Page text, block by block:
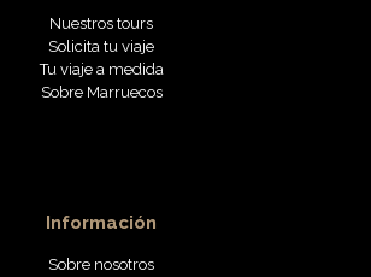
Nuestros tours
Solicita tu viaje
Tu viaje a medida
Sobre Marruecos
Información
Sobre nosotros